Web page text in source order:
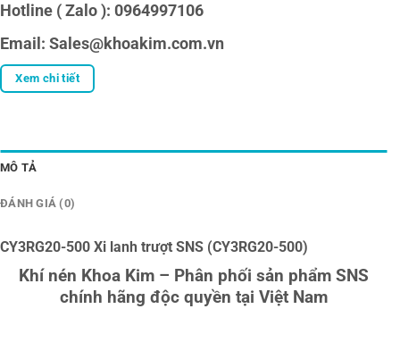
Hotline ( Zalo ): 0964997106
Email: Sales@khoakim.com.vn
Xem chi tiết
MÔ TẢ
ĐÁNH GIÁ (0)
CY3RG20-500 Xi lanh trượt SNS (CY3RG20-500)
Khí nén Khoa Kim – Phân phối sản phẩm SNS
chính hãng độc quyền tại Việt Nam